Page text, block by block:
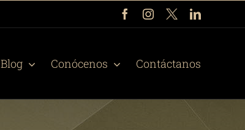
FacebookInstagram
X LinkedIn
Blog Conócenos Contáctanos